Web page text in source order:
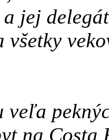
jej
všetky
veľa
na